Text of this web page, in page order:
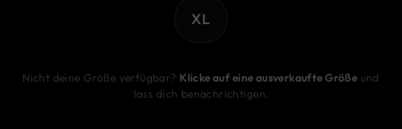
XL
Nicht deine Größe verfügbar? Klicke auf eine ausverkaufte Größe und
lass dich benachrichtigen.